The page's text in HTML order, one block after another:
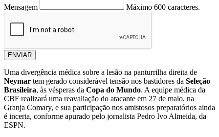
Mensagem Máximo 600 caracteres.
ENVIAR
Uma divergência médica sobre a lesão na panturrilha direita de
Neymar tem gerado considerável tensão nos bastidores da Seleção
Brasileira, às vésperas da Copa do Mundo. A equipe médica da
CBF realizará uma reavaliação do atacante em 27 de maio, na
Granja Comary, e sua participação nos amistosos preparatórios ainda
é incerta, conforme apurado pelo jornalista Pedro Ivo Almeida, da
ESPN.